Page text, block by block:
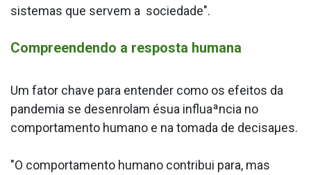
sistemas que servem a sociedade".
Compreendendo a resposta humana
Um fator chave para entender como os efeitos da
pandemia se desenrolam ésua influaªncia no
comportamento humano e na tomada de decisaµes.
"O comportamento humano contribui para, mas